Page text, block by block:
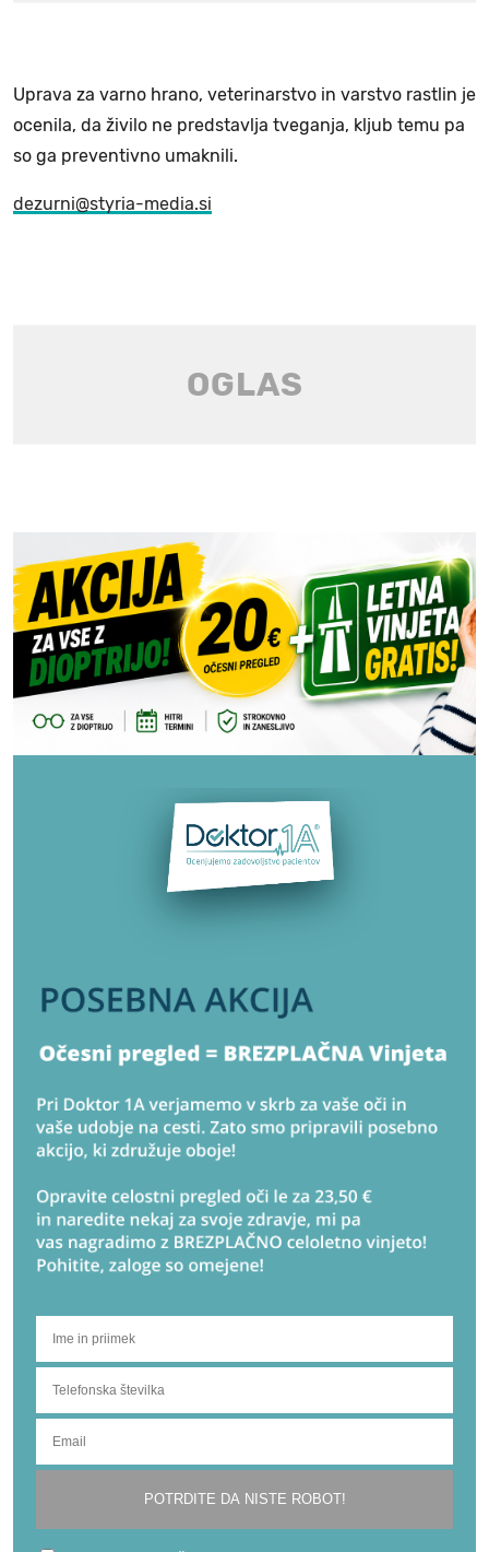
Uprava za varno hrano, veterinarstvo in varstvo rastlin je
ocenila, da živilo ne predstavlja tveganja, kljub temu pa
so ga preventivno umaknili.
dezurni@styria-media.si